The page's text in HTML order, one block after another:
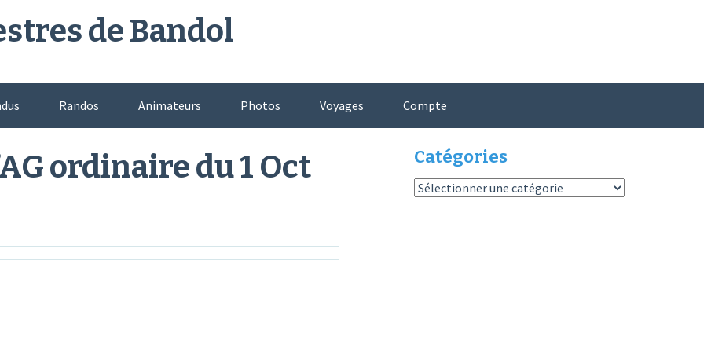
de Bandol
Randos Animateurs Photos Voyages Compte
des sentiersordinaire du 1 Oct
Catégories
Catégories